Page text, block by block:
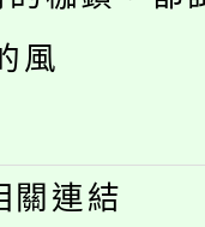
風
關連結